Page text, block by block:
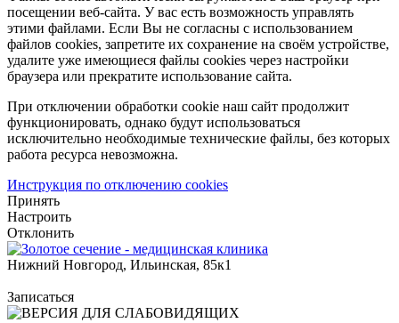
посещении веб-сайта. У вас есть возможность управлять
этими файлами. Если Вы не согласны с использованием
файлов cookies, запретите их сохранение на своём устройстве,
удалите уже имеющиеся файлы cookies через настройки
браузера или прекратите использование сайта.
При отключении обработки cookie наш сайт продолжит
функционировать, однако будут использоваться
исключительно необходимые технические файлы, без которых
работа ресурса невозможна.
Инструкция по отключению cookies
Принять
Настроить
Отклонить
Нижний Новгород, Ильинская, 85к1
Записаться